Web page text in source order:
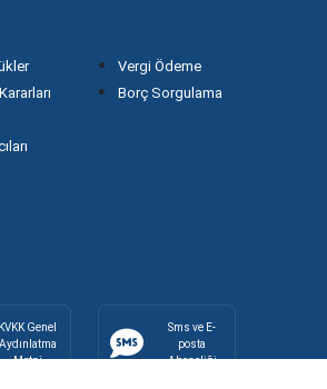
Vergi Ödeme
Borç Sorgulama
Genel
Metni
Sms ve E-
posta
Aboneliği